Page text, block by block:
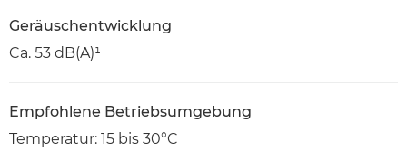
Geräuschentwicklung
Ca. 53 dB(A)¹
Empfohlene Betriebsumgebung
Temperatur: 15 bis 30°C